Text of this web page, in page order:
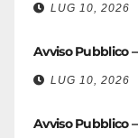
LUG 10, 2026
Avviso Pubblico
LUG 10, 2026
Avviso Pubblico